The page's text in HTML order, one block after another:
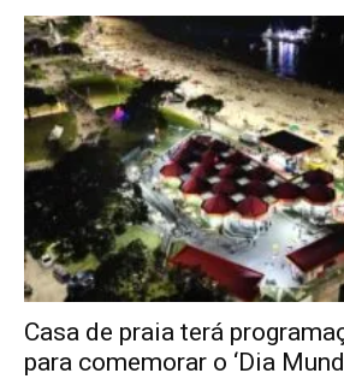
Casa de praia terá
para comemorar o ‘Dia